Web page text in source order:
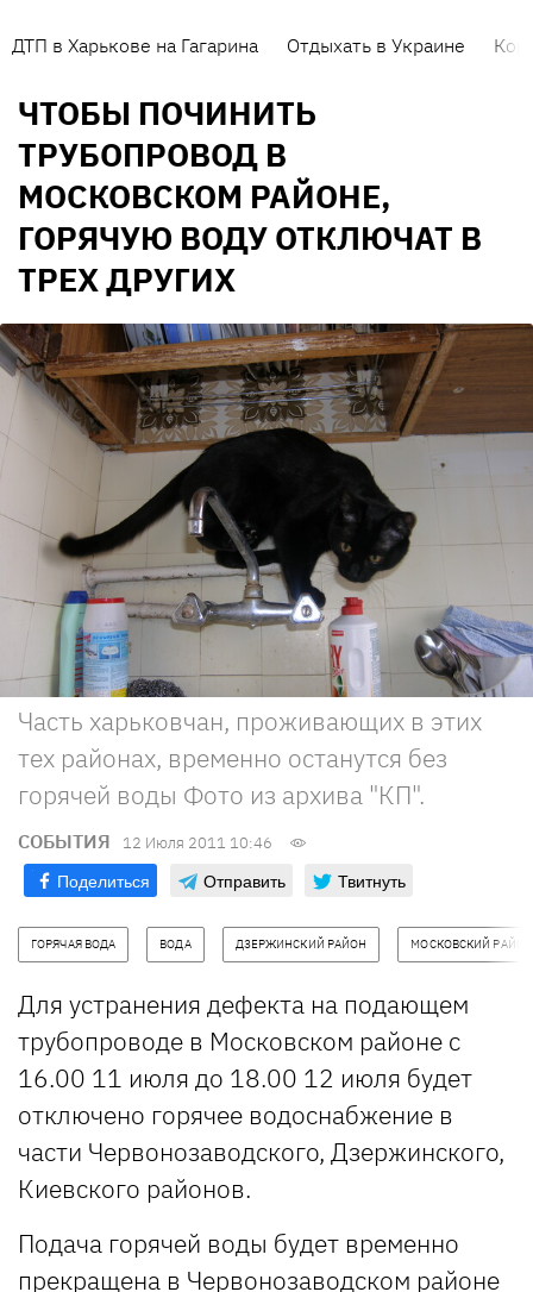
ДТП в Харькове на Гагарина Отдыхать в Украине
ЧТОБЫ ПОЧИНИТЬ
ТРУБОПРОВОД В
МОСКОВСКОМ РАЙОНЕ,
ГОРЯЧУЮ ВОДУ ОТКЛЮЧАТ В
ТРЕХ ДРУГИХ
Часть харьковчан, проживающих в этих
тех районах, временно останутся без
горячей воды Фото из архива "КП".
СОБЫТИЯ 12 Июля 2011 10:46
Поделиться Отправить Твитнуть
ГОРЯЧАЯ ВОДА ВОДА ДЗЕРЖИНСКИЙ РАЙОН МОСКОВСКИЙ РАЙОН
Для устранения дефекта на подающем
трубопроводе в Московском районе с
16.00 11 июля до 18.00 12 июля будет
отключено горячее водоснабжение в
части Червонозаводского, Дзержинского,
Киевского районов.
Подача горячей воды будет временно
прекращена в Червонозаводском районе